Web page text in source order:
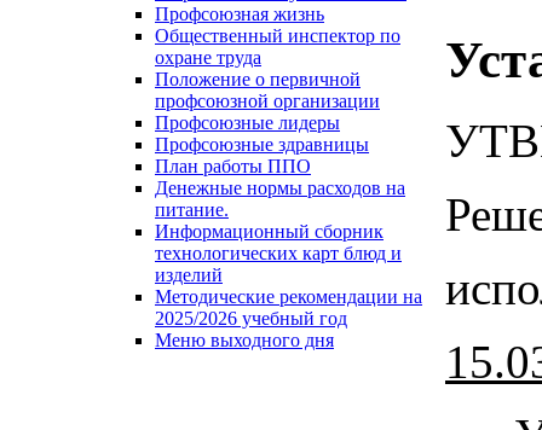
Профсоюзная жизнь
Общественный инспектор по
охране труда
Положение о первичной
профсоюзной организации
Профсоюзные лидеры
Профсоюзные здравницы
План работы ППО
Денежные нормы расходов на
питание.
Информационный сборник
технологических карт блюд и
изделий
Методические рекомендации на
2025/2026 учебный год
Меню выходного дня